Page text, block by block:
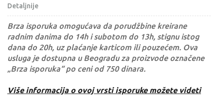
Detaljnije
Brza isporuka omogućava da porudžbine kreirane
radnim danima do 14h i subotom do 13h, stignu istog
dana do 20h, uz plaćanje karticom ili pouzećem. Ova
usluga je dostupna u Beogradu za proizvode označene
„Brza isporuka“ po ceni od 750 dinara.
Više informacija o ovoj vrsti isporuke možete videti